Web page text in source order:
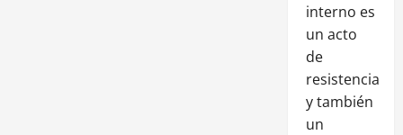
interno es
un acto
de
resistencia
y también
un